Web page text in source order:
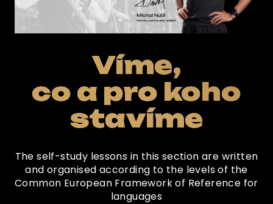
Víme,
co a pro koho
stavíme
The self-study lessons in this section are written
and organised according to the levels of the
Common European Framework of Reference for
languages